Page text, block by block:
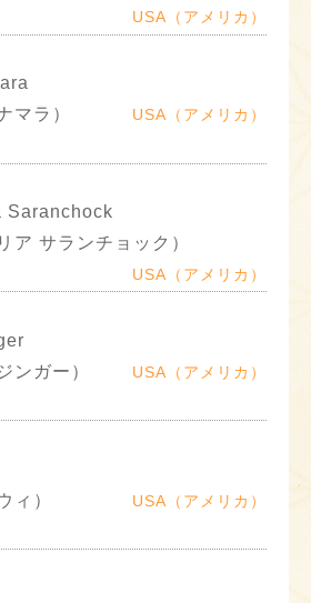
USA（アメリカ）
マラ）
USA（アメリカ）
Saranchock
ア サランチョック）
USA（アメリカ）
ンガー）
USA（アメリカ）
ィ）
USA（アメリカ）